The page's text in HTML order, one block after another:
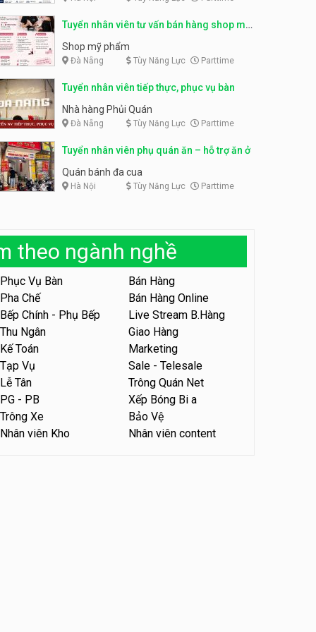
Tuyển nhân viên content,
GRAVI ESCAPE ROOM
Tuyển nhân viên bán hàng,
giữ xe parttime – Kibo Kid
Tuyển nhân viên edit ảnh,
video parttime
Công ty
Tuyển nhân viên tiếp thực,
phục vụ bàn
Nhà hàng Phủi Quán
Quán kem dừa
Bún Đậu Mắm Tôm – Bếp
Tiên
Bún Đậu Mắm Tôm - Bếp Tiên
Tuyển nhân viên phụ quán ăn
– hỗ trợ ăn ở
Quán bánh đa cua
Tuyển nhân viên sale,
marketing
Công ty
Tuyển nhân viên tư vấn bán hàng shop mỹ
phẩm
Shop mỹ phẩm
Đà Nẵng Tùy Năng Lực Parttime
Tuyển nhân viên tiếp thực, phục vụ bàn
Nhà hàng Phủi Quán
Đà Nẵng Tùy Năng Lực Parttime
Tuyển nhân viên phụ quán ăn – hỗ trợ ăn ở
Quán bánh đa cua
Hà Nội Tùy Năng Lực Parttime
theo ngành nghề
Phục Vụ Bàn
Bán Hàng
Pha Chế
Bán Hàng Online
Bếp Chính - Phụ Bếp
Live Stream B.Hàng
Thu Ngân
Giao Hàng
Kế Toán
Marketing
Tạp Vụ
Sale - Telesale
Lễ Tân
Trông Quán Net
PG - PB
Xếp Bóng Bi a
Trông Xe
Bảo Vệ
Nhân viên Kho Nhân viên content